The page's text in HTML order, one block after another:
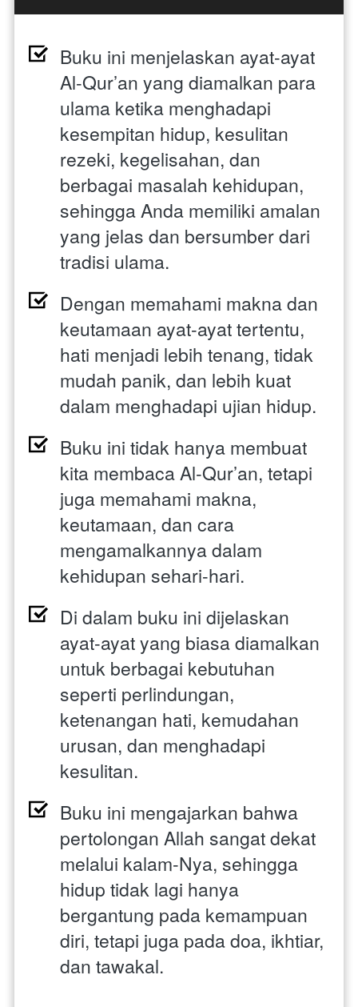
Buku ini menjelaskan ayat-ayat
Al-Qur’an yang diamalkan para
ulama ketika menghadapi
kesempitan hidup, kesulitan
rezeki, kegelisahan, dan
berbagai masalah kehidupan,
sehingga Anda memiliki amalan
yang jelas dan bersumber dari
tradisi ulama.
Dengan memahami makna dan
keutamaan ayat-ayat tertentu,
hati menjadi lebih tenang, tidak
mudah panik, dan lebih kuat
dalam menghadapi ujian hidup.
Buku ini tidak hanya membuat
kita membaca Al-Qur’an, tetapi
juga memahami makna,
keutamaan, dan cara
mengamalkannya dalam
kehidupan sehari-hari.
Di dalam buku ini dijelaskan
ayat-ayat yang biasa diamalkan
untuk berbagai kebutuhan
seperti perlindungan,
ketenangan hati, kemudahan
urusan, dan menghadapi
kesulitan.
Buku ini mengajarkan bahwa
pertolongan Allah sangat dekat
melalui kalam-Nya, sehingga
hidup tidak lagi hanya
bergantung pada kemampuan
diri, tetapi juga pada doa, ikhtiar,
dan tawakal.